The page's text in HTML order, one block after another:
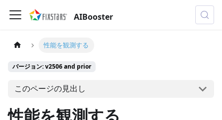
AIBooster
性能を観測する
バージョン: v2506 and prior
このページの見出し
性能を観測する